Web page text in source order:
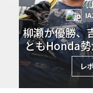
柳瀬が優勝、
ともHonda
レ